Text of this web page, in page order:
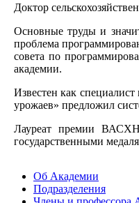
Доктор
Основные труды и
проблема
совета по
академии.
Известен как
урожаев» предложил
Лауреат премии
государственными
Об Академии
Подразделения